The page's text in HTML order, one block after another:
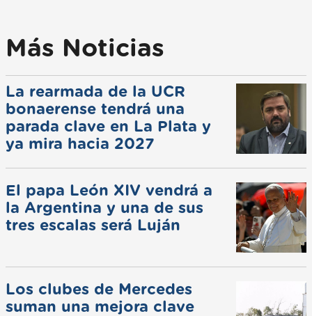
Más Noticias
La rearmada de la UCR
bonaerense tendrá una
parada clave en La Plata y
ya mira hacia 2027
El papa León XIV vendrá a
la Argentina y una de sus
tres escalas será Luján
Los clubes de Mercedes
suman una mejora clave